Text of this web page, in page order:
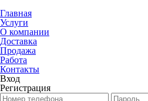
Главная
Услуги
О компании
Доставка
Продажа
Работа
Контакты
Вход
Регистрация